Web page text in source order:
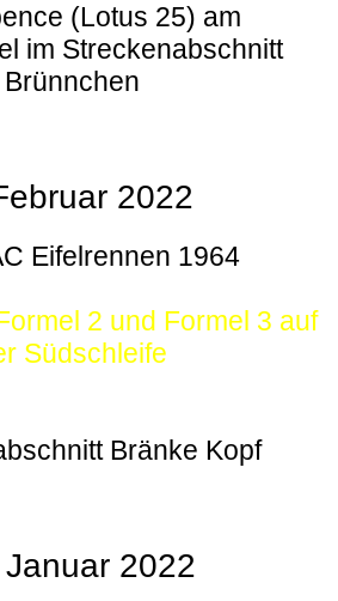
(Lotus 25) am
im Streckenabschnitt
Brünnchen
2022
Eifelrennen 1964
2 und Formel 3 auf
Südschleife
Bränke Kopf
2022